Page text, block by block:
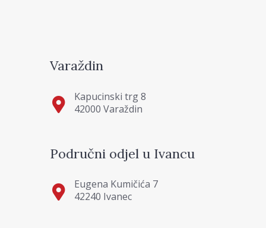
Varaždin
Kapucinski trg 8
42000 Varaždin
Područni odjel u Ivancu
Eugena Kumičića 7
42240 Ivanec